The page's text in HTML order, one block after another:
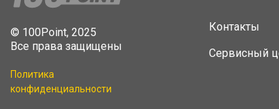
© 100Point, 2025
Все права защищены
Политика
конфиденциальности
Контакты
Сервисный